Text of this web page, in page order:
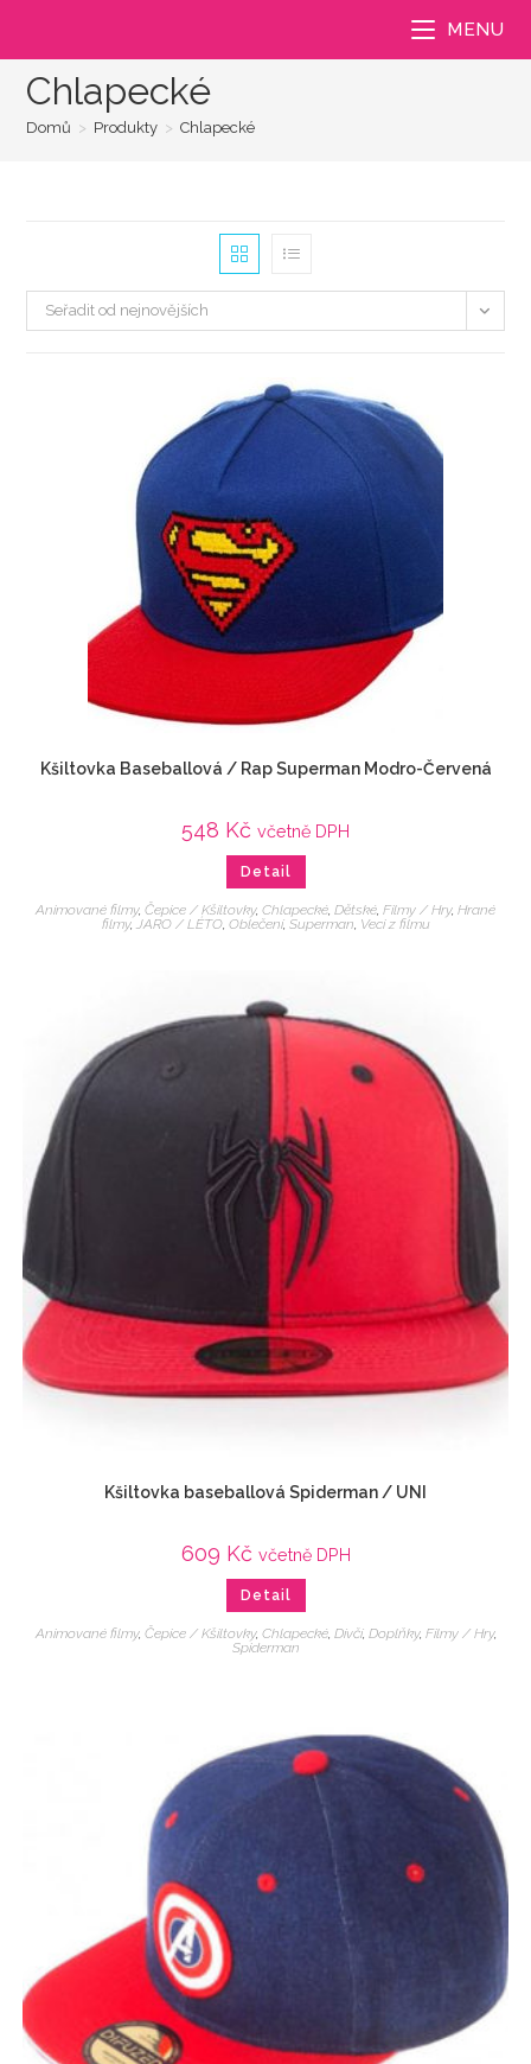
MENU
Chlapecké
Domů > Produkty > Chlapecké
Seřadit od nejnovějších
Kšiltovka Baseballová / Rap Superman Modro-Červená
548 Kč včetně DPH
Detail
Animované filmy, Čepice / Kšiltovky, Chlapecké, Dětské, Filmy / Hry, Hrané
filmy, JARO / LÉTO, Oblečení, Superman, Veci z filmu
Kšiltovka baseballová Spiderman / UNI
609 Kč včetně DPH
Detail
Animované filmy, Čepice / Kšiltovky, Chlapecké, Dívčí, Doplňky, Filmy / Hry,
Spiderman